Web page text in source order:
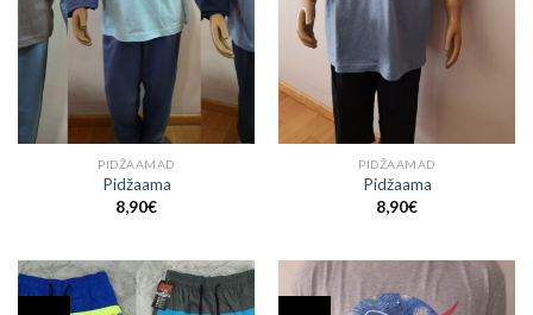
PIDŽAAMAD
Pidžaama
8,90€
PIDŽAAMAD
Pidžaama
8,90€